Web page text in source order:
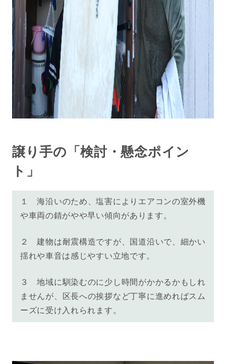
譲り手の「検討・懸念ポイン
ト」
１海沿いのため、塩害により エアコンの室外機
や車両の錆がやや早い傾向があります。
２建物は耐震構造ですが、国道沿いで、細かい
揺れや車音は感じやすい立地です。
３地域に馴染むのに少し時間がかかるかもしれ
ませんが、区長への挨拶など丁寧に進めればスム
ーズに受け入れられます。